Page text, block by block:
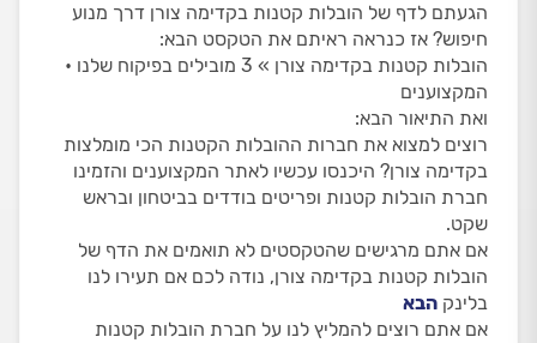
הגעתם לדף של הובלות קטנות בקדימה צורן דרך מנוע
חיפוש? אז כנראה ראיתם את הטקסט הבא:
הובלות קטנות בקדימה צורן » 3 מובילים בפיקוח שלנו •
המקצוענים
ואת התיאור הבא:
רוצים למצוא את חברות ההובלות הקטנות הכי מומלצות
בקדימה צורן? היכנסו עכשיו לאתר המקצוענים והזמינו
חברת הובלות קטנות ופריטים בודדים בביטחון ובראש
שקט.
אם אתם מרגישים שהטקסטים לא תואמים את הדף של
הובלות קטנות בקדימה צורן, נודה לכם אם תעירו לנו
בלינק הבא
אם אתם רוצים להמליץ לנו על חברת הובלות קטנות